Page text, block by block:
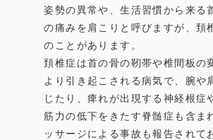
姿勢の異常や、生活習慣から来る
の痛みを肩こりと呼びますが、頚
のことがあります。
頚椎症は首の骨の靭帯や椎間板の
より引き起こされる病気で、腕や
じたり、痺れが出現する神経根症
筋力の低下をきたす脊髄症も含ま
ッサージによる事故も報告されて